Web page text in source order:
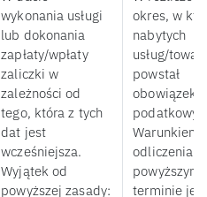
wykonania usługi
lub dokonania
zapłaty/wpłaty
zaliczki w
zależności od
tego, która z tych
dat jest
wcześniejsza.
Wyjątek od
powyższej zasady:
okres, w
nabytych
usług/
powstał
obowiązek
podatkowy.
Warunkiem
odliczenia w
powyższym
terminie jest